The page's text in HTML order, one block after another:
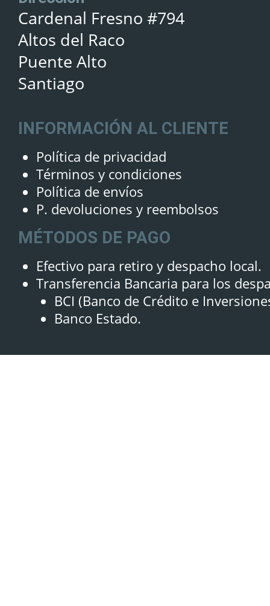
Cardenal Fresno #794
Altos del Raco
Puente Alto
Santiago
INFORMACIÓN AL CLIENTE
Política de privacidad
Términos y condiciones
Política de envíos
P. devoluciones y reembolsos
MÉTODOS DE PAGO
Efectivo para retiro y despacho local.
Transferencia Bancaria para los
BCI (Banco de Crédito e
Banco Estado.